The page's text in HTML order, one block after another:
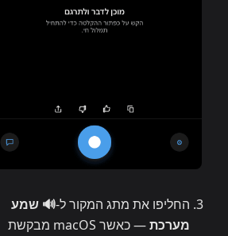
החליפו את מתג המקור ל-🔊 שמע
מערכת
— כאשר macOS מבקשת